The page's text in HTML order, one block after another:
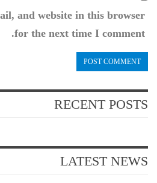
and website in this browser
for the next time I comment.
RECENT POSTS
LATEST NEWS